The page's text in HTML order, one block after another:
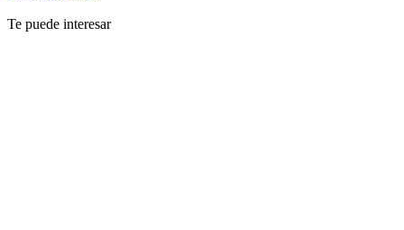
Te puede interesar